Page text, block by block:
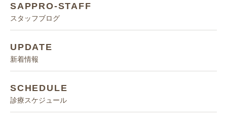
SAPPRO-STAFF
スタッフブログ
UPDATE
新着情報
SCHEDULE
診療スケジュール